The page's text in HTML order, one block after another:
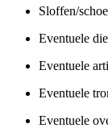
Sloffen/
Eventuele
Eventuele
Eventuele
Eventuele